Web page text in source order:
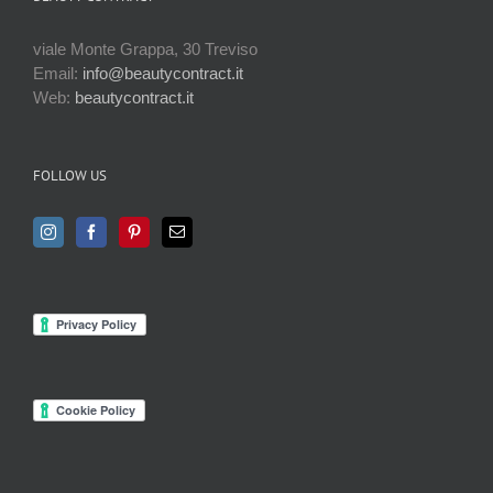
viale Monte Grappa, 30 Treviso
Email: info@beautycontract.it
Web: beautycontract.it
FOLLOW US